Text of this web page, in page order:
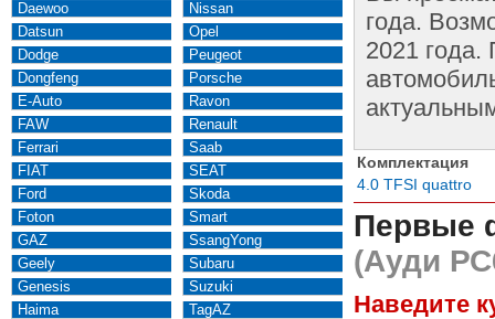
Daewoo
Datsun
Dodge
Dongfeng
E-Auto
FAW
Ferrari
FIAT
Ford
Foton
GAZ
Geely
Genesis
Haima
Nissan
Opel
Peugeot
Porsche
Ravon
Renault
Saab
SEAT
Skoda
Smart
SsangYong
Subaru
Suzuki
TagAZ
года.
2021 года.
Комплектация
4.0 TFSI quattro
Первые
(Ауди
Наведите